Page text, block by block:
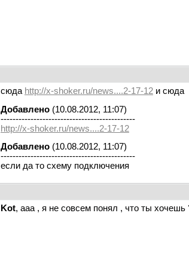
сюда http://x-shoker.ru/news....2-17-12и сюда
Добавлено(10.08.2012, 11:07)
---------------------------------------------
http://x-shoker.ru/news....2-17-12
Добавлено(10.08.2012, 11:07)
---------------------------------------------
если да то схему подключения
Kot, ааа , я не совсем понял , что ты хочешь